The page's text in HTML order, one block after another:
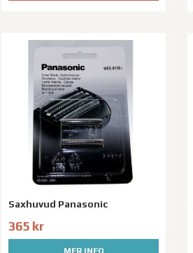
Saxhuvud Panasonic
365 kr